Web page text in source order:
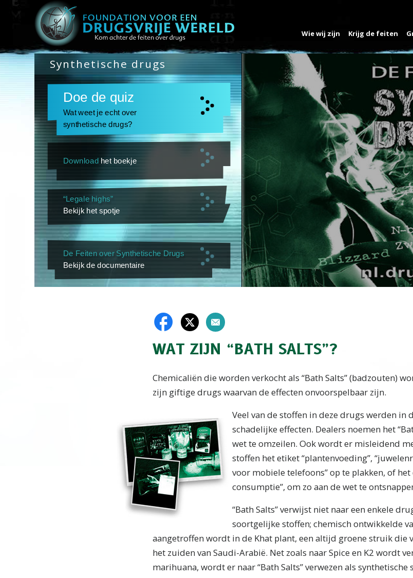
Wie wij zijn Krijg de feiten
Synthetische drugs
Doe de quiz
Wat weet je echt over
synthetische drugs?
Download het boekje
“Legale highs”
Bekijk het spotje
De Feiten over Synthetische Drugs
Bekijk de documentaire
WAT ZIJN “BATH SALTS”?
Chemicaliën die worden verkocht als “Bath Salts” (badzouten)
zijn giftige drugs waarvan de effecten onvoorspelbaar zijn.
Veel van de stoffen in deze drugs werden in
schadelijke effecten. Dealers noemen het
wet te omzeilen. Ook wordt er misleidend
stoffen het etiket “plantenvoeding”,
voor mobiele telefoons” op te plakken, of
consumptie”, om zo aan de wet te
“Bath Salts” verwijst niet naar een enkele
soortgelijke stoffen; chemisch ontwikkelde
aangetroffen wordt in de Khat plant, een altijd groene struik die
het zuiden van Saudi-Arabië. Net zoals naar Spice en K2 wordt
marihuana, wordt er naar “Bath Salts” verwezen als